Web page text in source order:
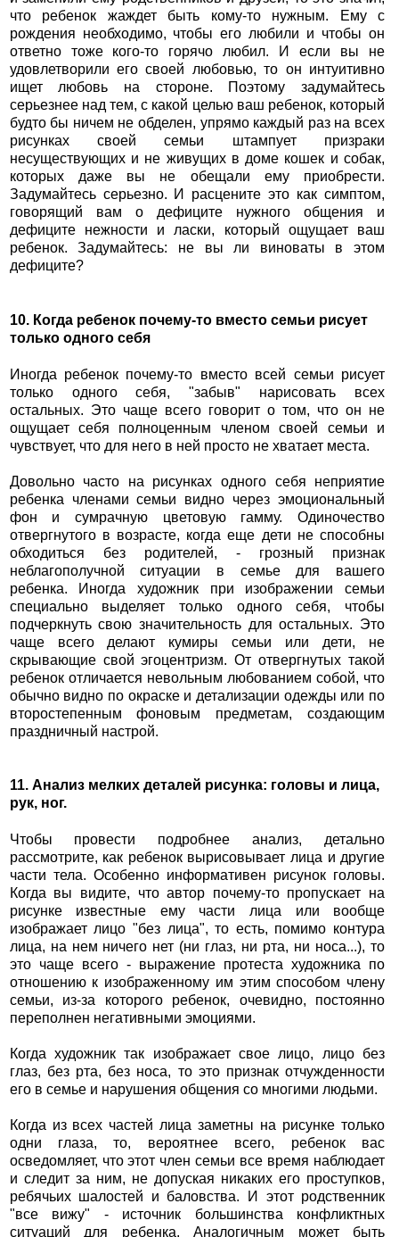
что ребенок жаждет быть кому-то нужным. Ему с
рождения необходимо, чтобы его любили и чтобы он
ответно тоже кого-то горячо любил. И если вы не
удовлетворили его своей любовью, то он интуитивно
ищет любовь на стороне. Поэтому задумайтесь
серьезнее над тем, с какой целью ваш ребенок, который
будто бы ничем не обделен, упрямо каждый раз на всех
рисунках своей семьи штампует призраки
несуществующих и не живущих в доме кошек и собак,
которых даже вы не обещали ему приобрести.
Задумайтесь серьезно. И расцените это как симптом,
говорящий вам о дефиците нужного общения и
дефиците нежности и ласки, который ощущает ваш
ребенок. Задумайтесь: не вы ли виноваты в этом
дефиците?
10. Когда ребенок почему-то вместо семьи рисует
только одного себя
Иногда ребенок почему-то вместо всей семьи рисует
только одного себя, "забыв" нарисовать всех
остальных. Это чаще всего говорит о том, что он не
ощущает себя полноценным членом своей семьи и
чувствует, что для него в ней просто не хватает места.
Довольно часто на рисунках одного себя неприятие
ребенка членами семьи видно через эмоциональный
фон и сумрачную цветовую гамму. Одиночество
отвергнутого в возрасте, когда еще дети не способны
обходиться без родителей, - грозный признак
неблагополучной ситуации в семье для вашего
ребенка. Иногда художник при изображении семьи
специально выделяет только одного себя, чтобы
подчеркнуть свою значительность для остальных. Это
чаще всего делают кумиры семьи или дети, не
скрывающие свой эгоцентризм. От отвергнутых такой
ребенок отличается невольным любованием собой, что
обычно видно по окраске и детализации одежды или по
второстепенным фоновым предметам, создающим
праздничный настрой.
11. Анализ мелких деталей рисунка: головы и лица,
рук, ног.
Чтобы провести подробнее анализ, детально
рассмотрите, как ребенок вырисовывает лица и другие
части тела. Особенно информативен рисунок головы.
Когда вы видите, что автор почему-то пропускает на
рисунке известные ему части лица или вообще
изображает лицо "без лица", то есть, помимо контура
лица, на нем ничего нет (ни глаз, ни рта, ни носа...), то
это чаще всего - выражение протеста художника по
отношению к изображенному им этим способом члену
семьи, из-за которого ребенок, очевидно, постоянно
переполнен негативными эмоциями.
Когда художник так изображает свое лицо, лицо без
глаз, без рта, без носа, то это признак отчужденности
его в семье и нарушения общения со многими людьми.
Когда из всех частей лица заметны на рисунке только
одни глаза, то, вероятнее всего, ребенок вас
осведомляет, что этот член семьи все время наблюдает
и следит за ним, не допуская никаких его проступков,
ребячьих шалостей и баловства. И этот родственник
"все вижу" - источник большинства конфликтных
ситуаций для ребенка. Аналогичным может быть